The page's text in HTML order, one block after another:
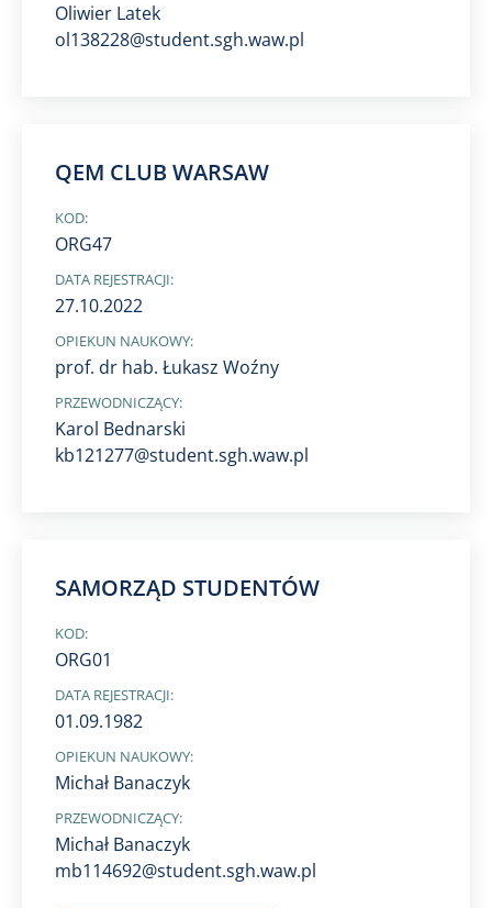
Oliwier Latek
ol138228@student.sgh.waw.pl
QEM CLUB WARSAW
KOD:
ORG47
DATA REJESTRACJI:
27.10.2022
OPIEKUN NAUKOWY:
prof. dr hab. Łukasz Woźny
PRZEWODNICZĄCY:
Karol Bednarski
kb121277@student.sgh.waw.pl
SAMORZĄD STUDENTÓW
KOD:
ORG01
DATA REJESTRACJI:
01.09.1982
OPIEKUN NAUKOWY:
Michał Banaczyk
PRZEWODNICZĄCY:
Michał Banaczyk
mb114692@student.sgh.waw.pl